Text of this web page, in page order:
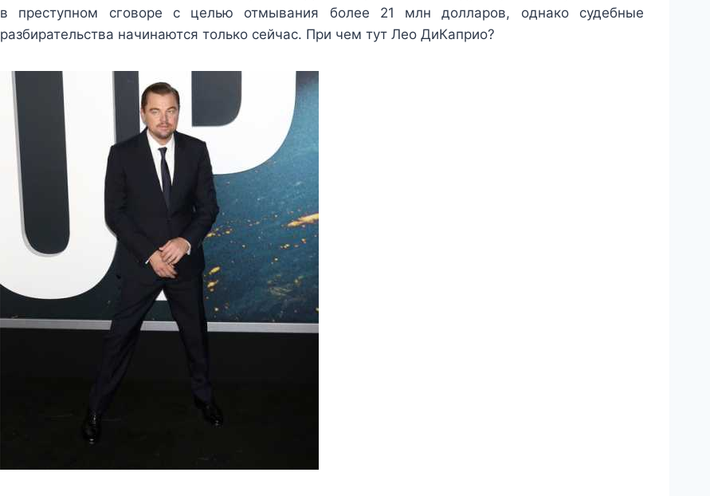
в преступном сговоре с целью отмывания более 21 млн долларов, однако судебные
разбирательства начинаются только сейчас. При чем тут Лео ДиКаприо?